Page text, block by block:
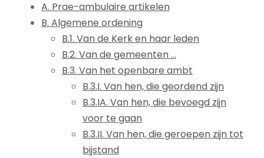
A. Prae-ambulaire artikelen
B. Algemene ordening
B.1. Van de Kerk en haar leden
B.2. Van de gemeenten ...
B.3. Van het openbare ambt
B.3.I. Van hen, die geordend zijn
B.3.IA. Van hen, die bevoegd zijn
voor te gaan
B.3.II. Van hen, die geroepen zijn tot
bijstand